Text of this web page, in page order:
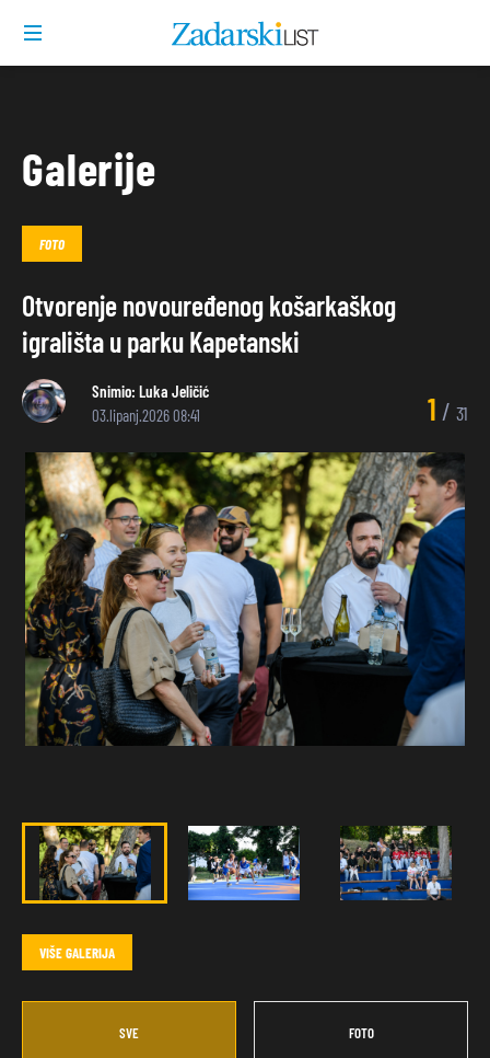
Galerije
FOTO
Otvorenje novouređenog košarkaškog
igrališta u parku Kapetanski
Snimio: Luka Jeličić
03.lipanj.2026 08:41
1 / 31
VIŠE GALERIJA
SVE FOTO